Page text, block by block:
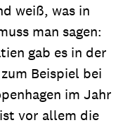
weiß, was in
man sagen:
gab es in der
Beispiel bei
im Jahr
vor allem die